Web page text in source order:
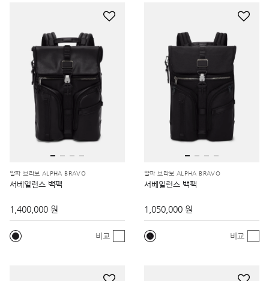
알파 브라보 ALPHA BRAVO
서베일런스 백팩
1,400,000 원
비교
알파 브라보 ALPHA BRAVO
서베일런스 백팩
1,050,000 원
비교